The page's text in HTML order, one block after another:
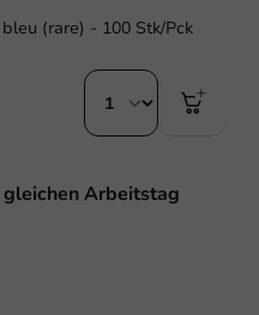
(rare) - 100 Stk/Pck
gleichen Arbeitstag